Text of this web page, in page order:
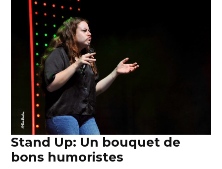
Stand Up: Un bouquet de
bons humoristes